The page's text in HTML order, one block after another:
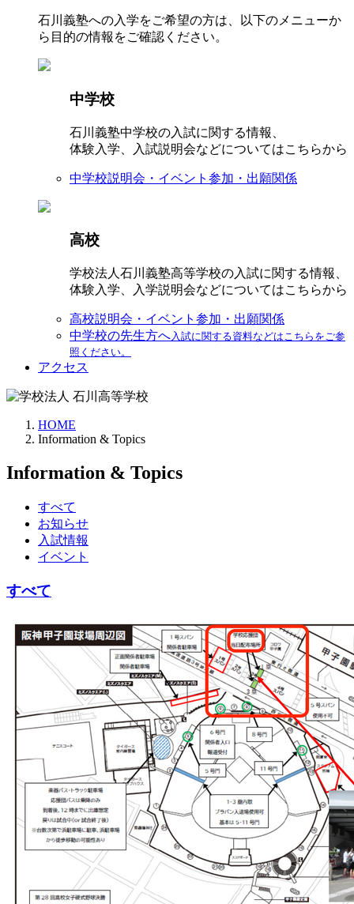
石川義塾への入学をご希望の方は、以下のメニューか
ら目的の情報をご確認ください。
中学校
石川義塾中学校の入試に関する情報、
体験入学、入試説明会などについてはこちらから
中学校説明会・イベント参加・出願関係
高校
学校法人石川義塾高等学校の入試に関する情報、
体験入学、入学説明会などについてはこちらから
高校説明会・イベント参加・出願関係
中学校の先生方へ入試に関する資料などはこちらをご参
照ください。
アクセス
HOME
Information & Topics
Information & Topics
すべて
お知らせ
入試情報
イベント
すべて